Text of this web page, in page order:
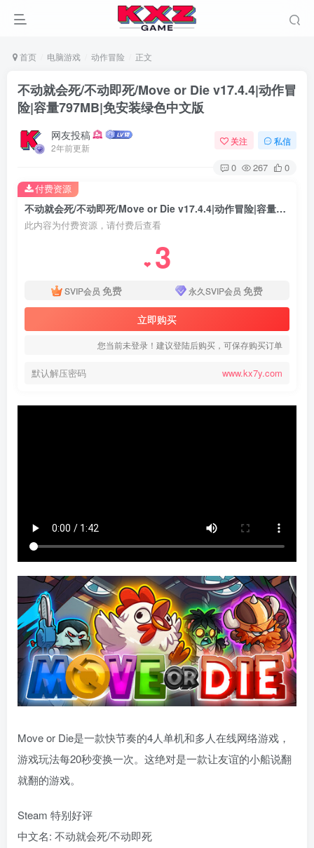
首页 电脑游戏 动作冒险 正文
不动就会死/不动即死/Move or Die v17.4.4|动作冒
险|容量797MB|免安装绿色中文版
网友投稿
2年前更新
关注 私信
0 267 0
不动就会死/不动即死/Move or Die v17.4.4|动作冒险|容量797MB|免安装绿色中文版
此内容为付费资源，请付费后查看
❤ 3
SVIP会员 免费 永久SVIP会员 免费
立即购买
您当前未登录！建议登陆后购买，可保存购买订单
默认解压密码 www.kx7y.com
付费资源
Move or Die是一款快节奏的4人单机和多人在线网络游戏，
游戏玩法每20秒变换一次。这绝对是一款让友谊的小船说翻
就翻的游戏。
Steam 特别好评
中文名: 不动就会死/不动即死